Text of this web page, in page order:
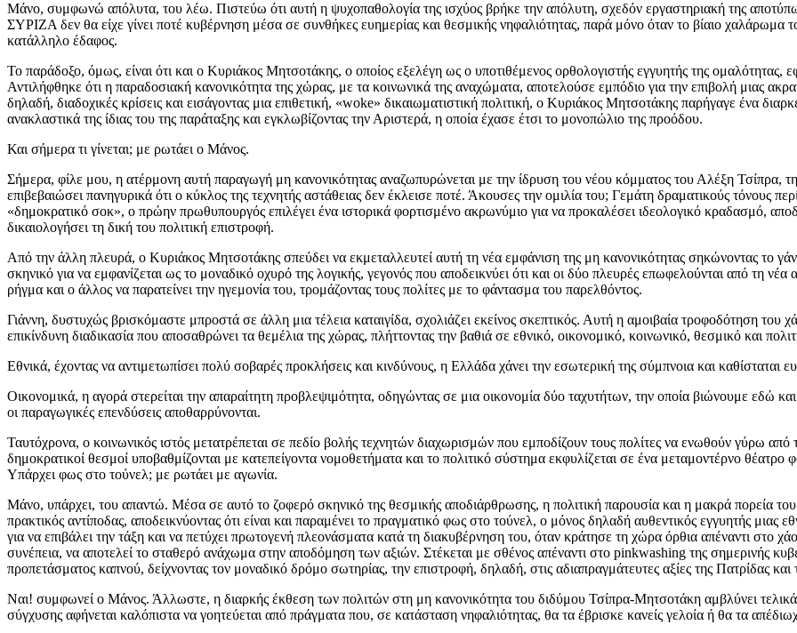
Μάνο, συμφωνώ απόλυτα, του λέω. Πιστεύω ότι αυτή η ψυχοπαθολογία της ισχύος βρήκε την απόλυτη, σχεδόν εργαστηριακή της
ΣΥΡΙΖΑ δεν θα είχε γίνει ποτέ κυβέρνηση μέσα σε συνθήκες ευημερίας και θεσμικής νηφαλιότητας, παρά μόνο όταν το βίαιο χαλάρωμα
κατάλληλο έδαφος.
Το παράδοξο, όμως, είναι ότι και ο Κυριάκος Μητσοτάκης, ο οποίος εξελέγη ως ο υποτιθέμενος ορθολογιστής εγγυητής της
Αντιλήφθηκε ότι η παραδοσιακή κανονικότητα της χώρας, με τα κοινωνικά της αναχώματα, αποτελούσε εμπόδιο για την επιβολή μιας
δηλαδή, διαδοχικές κρίσεις και εισάγοντας μια επιθετική, «woke» δικαιωματιστική πολιτική, ο Κυριάκος Μητσοτάκης παρήγαγε ένα
ανακλαστικά της ίδιας του της παράταξης και εγκλωβίζοντας την Αριστερά, η οποία έχασε έτσι το μονοπώλιο της προόδου.
Και σήμερα τι γίνεται; με ρωτάει ο Μάνος.
Σήμερα, φίλε μου, η ατέρμονη αυτή παραγωγή μη κανονικότητας αναζωπυρώνεται με την ίδρυση του νέου κόμματος του Αλέξη Τσίπρα,
επιβεβαιώσει πανηγυρικά ότι ο κύκλος της τεχνητής αστάθειας δεν έκλεισε ποτέ. Άκουσες την ομιλία του; Γεμάτη δραματικούς τόνους
«δημοκρατικό σοκ», ο πρώην πρωθυπουργός επιλέγει ένα ιστορικά φορτισμένο ακρωνύμιο για να προκαλέσει ιδεολογικό κραδασμό,
δικαιολογήσει τη δική του πολιτική επιστροφή.
Από την άλλη πλευρά, ο Κυριάκος Μητσοτάκης σπεύδει να εκμεταλλευτεί αυτή τη νέα εμφάνιση της μη κανονικότητας σηκώνοντας το
σκηνικό για να εμφανίζεται ως το μοναδικό οχυρό της λογικής, γεγονός που αποδεικνύει ότι και οι δύο πλευρές επωφελούνται από τη
ρήγμα και ο άλλος να παρατείνει την ηγεμονία του, τρομάζοντας τους πολίτες με το φάντασμα του παρελθόντος.
Γιάννη, δυστυχώς βρισκόμαστε μπροστά σε άλλη μια τέλεια καταιγίδα, σχολιάζει εκείνος σκεπτικός. Αυτή η αμοιβαία τροφοδότηση του
επικίνδυνη διαδικασία που αποσαθρώνει τα θεμέλια της χώρας, πλήττοντας την βαθιά σε εθνικό, οικονομικό, κοινωνικό, θεσμικό και
Εθνικά, έχοντας να αντιμετωπίσει πολύ σοβαρές προκλήσεις και κινδύνους, η Ελλάδα χάνει την εσωτερική της σύμπνοια και
Οικονομικά, η αγορά στερείται την απαραίτητη προβλεψιμότητα, οδηγώντας σε μια οικονομία δύο ταχυτήτων, την οποία βιώνουμε εδώ
οι παραγωγικές επενδύσεις αποθαρρύνονται.
Ταυτόχρονα, ο κοινωνικός ιστός μετατρέπεται σε πεδίο βολής τεχνητών διαχωρισμών που εμποδίζουν τους πολίτες να ενωθούν γύρω
δημοκρατικοί θεσμοί υποβαθμίζονται με κατεπείγοντα νομοθετήματα και το πολιτικό σύστημα εκφυλίζεται σε ένα μεταμοντέρνο
Υπάρχει φως στο τούνελ; με ρωτάει με αγωνία.
Μάνο, υπάρχει, του απαντώ. Μέσα σε αυτό το ζοφερό σκηνικό της θεσμικής αποδιάρθρωσης, η πολιτική παρουσία και η μακρά πορεία
πρακτικός αντίποδας, αποδεικνύοντας ότι είναι και παραμένει το πραγματικό φως στο τούνελ, ο μόνος δηλαδή αυθεντικός εγγυητής μιας
για να επιβάλει την τάξη και να πετύχει πρωτογενή πλεονάσματα κατά τη διακυβέρνηση του, όταν κράτησε τη χώρα όρθια απέναντι στο
συνέπεια, να αποτελεί το σταθερό ανάχωμα στην αποδόμηση των αξιών. Στέκεται με σθένος απέναντι στο pinkwashing της σημερινής
προπετάσματος καπνού, δείχνοντας τον μοναδικό δρόμο σωτηρίας, την επιστροφή, δηλαδή, στις αδιαπραγμάτευτες αξίες της Πατρίδας και
Ναι! συμφωνεί ο Μάνος. Άλλωστε, η διαρκής έκθεση των πολιτών στη μη κανονικότητα του διδύμου Τσίπρα-Μητσοτάκη αμβλύνει
σύγχυσης αφήνεται καλόπιστα να γοητεύεται από πράγματα που, σε κατάσταση νηφαλιότητας, θα τα έβρισκε κανείς γελοία ή θα τα